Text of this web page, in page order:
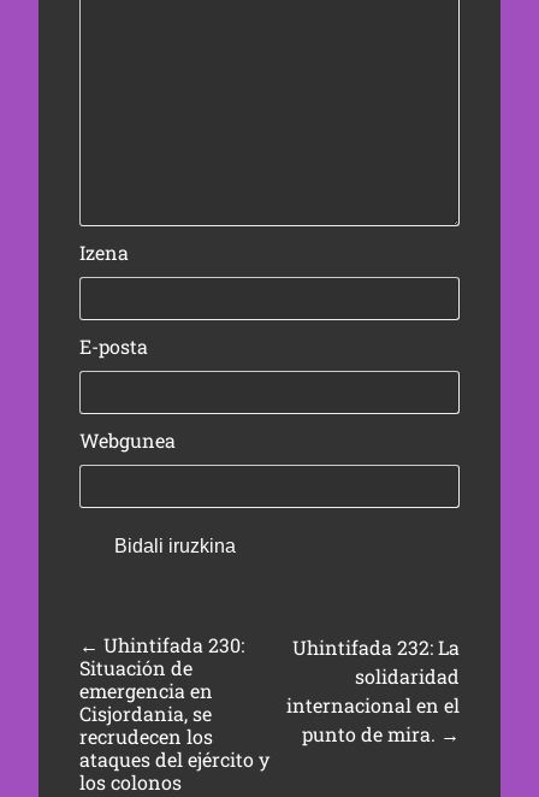
Izena
E-posta
Webgunea
← Uhintifada 230:
Situación de
emergencia en
Cisjordania, se
recrudecen los
ataques del ejército y
los colonos
Uhintifada 232: La
solidaridad
internacional en el
punto de mira. →